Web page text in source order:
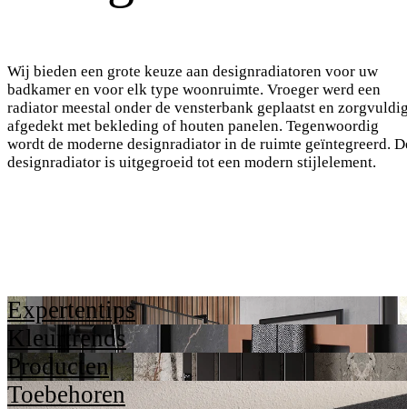
Wij bieden een grote keuze aan designradiatoren voor uw
badkamer en voor elk type woonruimte. Vroeger werd een
radiator meestal onder de vensterbank geplaatst en
afgedekt met bekleding of houten panelen. Tegenwoordig
wordt de moderne designradiator in de ruimte geïntegreerd.
designradiator is uitgegroeid tot een modern stijlelement.
Expertentips
Kleurtrends
Producten
Toebehoren